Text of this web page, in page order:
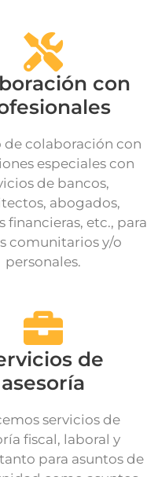
con
de colaboración con
especiales con
de bancos,
abogados,
financieras, etc., para
comunitarios y/o
personales.
de
asesoría
servicios de
fiscal, laboral y
para asuntos de